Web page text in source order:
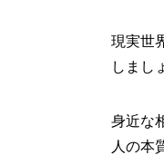
現実世
しまし
身近な
人の本